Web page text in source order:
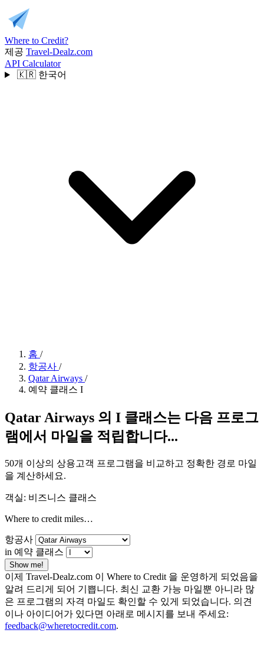
Where to Credit?
제공 Travel-Dealz.com
API Calculator
🇰🇷 한국어
홈 /
항공사 /
Qatar Airways /
예약 클래스 I
Qatar Airways 의 I 클래스는 다음 프로그
램에서 마일을 적립합니다...
50개 이상의 상용고객 프로그램을 비교하고 정확한 경로 마일
을 계산하세요.
객실: 비즈니스 클래스
Where to credit miles…
항공사
in 예약 클래스
Show me!
이제 Travel-Dealz.com 이 Where to Credit 을 운영하게 되었음을
알려 드리게 되어 기쁩니다. 최신 교환 가능 마일뿐 아니라 많
은 프로그램의 자격 마일도 확인할 수 있게 되었습니다. 의견
이나 아이디어가 있다면 아래로 메시지를 보내 주세요:
feedback@wheretocredit.com.